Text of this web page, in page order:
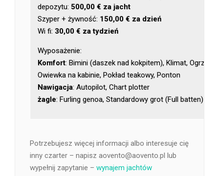
depozytu: 500,00 € za jacht
Szyper + żywność: 150,00 € za dzień
Wi fi: 30,00 € za tydzień
Wyposażenie:
Komfort: Bimini (daszek nad kokpitem), Klimat,
Owiewka na kabinie, Pokład teakowy, Ponton
Nawigacja: Autopilot, Chart plotter
żagle: Furling genoa, Standardowy grot (Full batten)
Potrzebujesz więcej informacji albo interesuje cię
inny czarter – napisz aovento@aovento.pl lub
wypełnij zapytanie – wynajem jachtów